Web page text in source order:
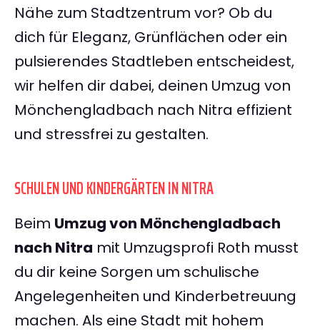
Nähe zum Stadtzentrum vor? Ob du
dich für Eleganz, Grünflächen oder ein
pulsierendes Stadtleben entscheidest,
wir helfen dir dabei, deinen Umzug von
Mönchengladbach nach Nitra effizient
und stressfrei zu gestalten.
SCHULEN UND KINDERGÄRTEN IN NITRA
Beim Umzug von Mönchengladbach
nach Nitra mit Umzugsprofi Roth musst
du dir keine Sorgen um schulische
Angelegenheiten und Kinderbetreuung
machen. Als eine Stadt mit hohem